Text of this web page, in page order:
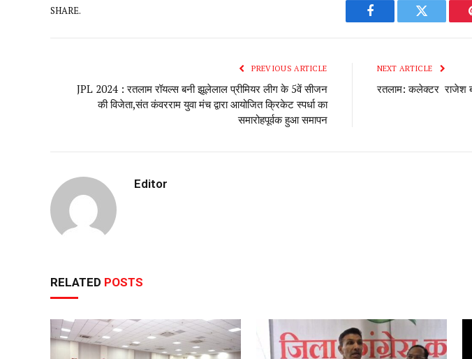
SHARE.
Facebook Twitter
PREVIOUS ARTICLE
JPL 2024 : रतलाम रॉयल्स बनी झूलेलाल प्रीमियर लीग के 5वें सीजन
की विजेता,संत कंवरराम युवा मंच द्वारा आयोजित क्रिकेट स्पर्धा का
समारोहपूर्वक हुआ समापन
NEXT ARTICLE
रतलाम: कलेक्टर राजेश
Editor
RELATED POSTS